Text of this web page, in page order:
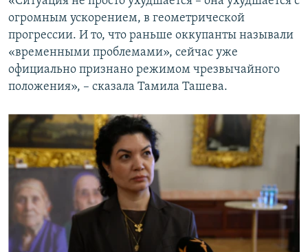
огромным ускорением, в геометрической
прогрессии. И то, что раньше оккупанты называли
«временными проблемами», сейчас уже
официально признано режимом чрезвычайного
положения», – сказала Тамила Ташева.